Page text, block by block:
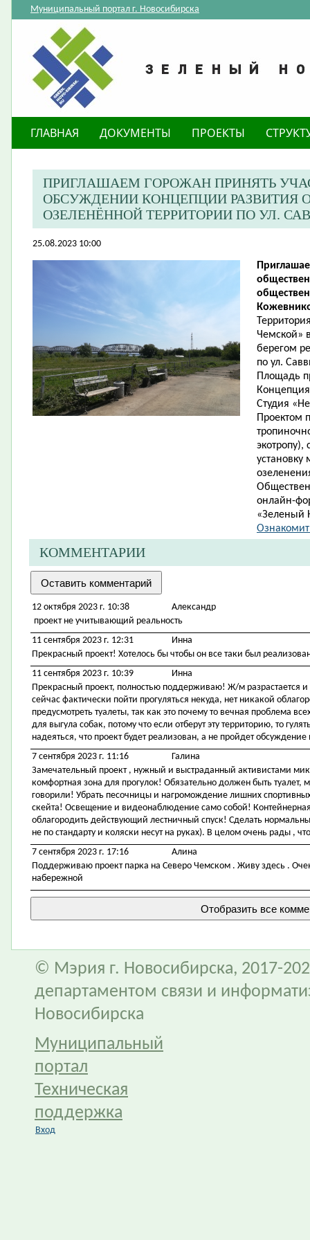
Муниципальный портал г. Новосибирска
ГЛАВНАЯ ДОКУМЕНТЫ ПРОЕКТЫ
ПРИГЛАШАЕМ ГОРОЖАН ПРИНЯТЬ
ОБСУЖДЕНИИ КОНЦЕПЦИИ РАЗВИТИЯ
ОЗЕЛЕНЁННОЙ ТЕРРИТОРИИ ПО УЛ.
25.08.2023 10:00
Чемской»
берегом
по ул.
Площадь
Студия
Проектом
экотропу),
онлайн-
«Зеленый
КОММЕНТАРИИ
12 октября 2023 г. 10:38
Александр
проект не учитывающий реальность
11 сентября 2023 г. 12:31
Инна
Прекрасный проект! Хотелось бы чтобы он все таки был
11 сентября 2023 г. 10:39
Инна
Прекрасный проект, полностью поддерживаю! Ж/м разрастается и
сейчас фактически пойти прогуляться некуда, нет никакой
предусмотреть туалеты, так как это почему то вечная проблема
для выгула собак, потому что если отберут эту территорию, то
надеяться, что проект будет реализован, а не пройдет
7 сентября 2023 г. 11:16
Галина
Замечательный проект , нужный и выстраданный активистами
комфортная зона для прогулок! Обязательно должен быть туалет,
говорили! Убрать песочницы и нагромождение лишних
скейта! Освещение и видеонаблюдение само собой!
облагородить действующий лестничный спуск! Сделать
не по стандарту и коляски несут на руках). В целом очень рады ,
7 сентября 2023 г. 17:16
Алина
Поддерживаю проект парка на Северо Чемском . Живу здесь .
набережной
© Мэрия г. Новосибирска, 2017-
департаментом связи и
Новосибирска
Муниципальный
портал
Техническая
поддержка
Вход